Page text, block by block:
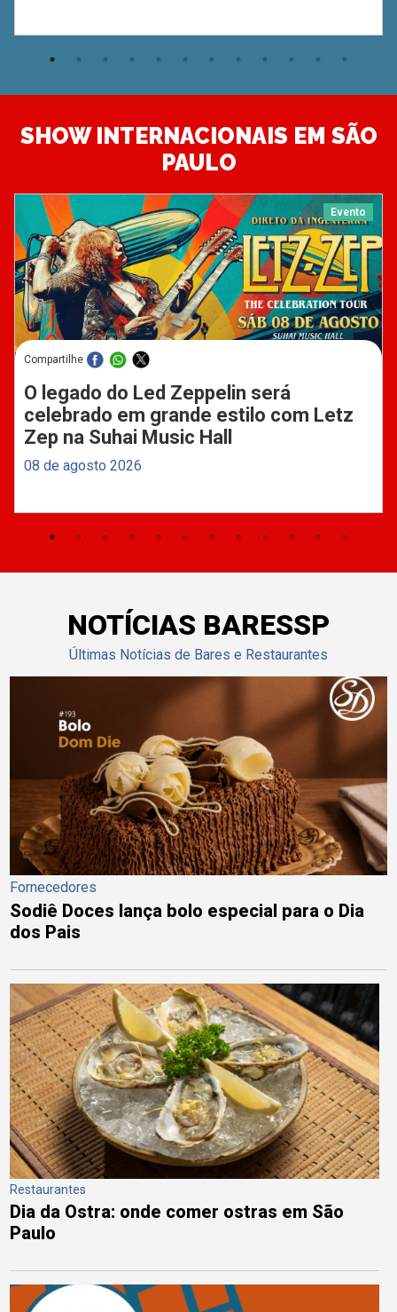
SHOW INTERNACIONAIS EM SÃO
PAULO
Evento
Compartilhe
O legado do Led Zeppelin será
celebrado em grande estilo com Letz
Zep na Suhai Music Hall
08 de agosto 2026
NOTÍCIAS BARESSP
Últimas Notícias de Bares e Restaurantes
Fornecedores
Sodiê Doces lança bolo especial para o Dia
dos Pais
Restaurantes
Dia da Ostra: onde comer ostras em São
Paulo